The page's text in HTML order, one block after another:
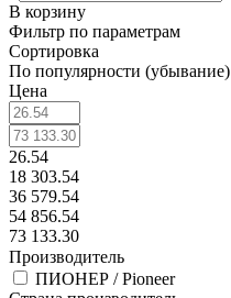
В корзину
Фильтр по параметрам
Сортировка
По популярности (убывание)
Цена
26.54
18 303.54
36 579.54
54 856.54
73 133.30
Производитель
ПИОНЕР / Pioneer